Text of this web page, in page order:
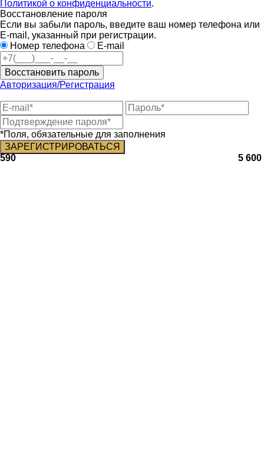
590 5 600
Политикой о конфиденциальности.
Восстановление пароля
Если вы забыли пароль, введите ваш номер телефона или
E-mail, указанный при регистрации.
Номер телефона
E-mail
Восстановить пароль
Авторизация/Регистрация
*Поля, обязательные для заполнения